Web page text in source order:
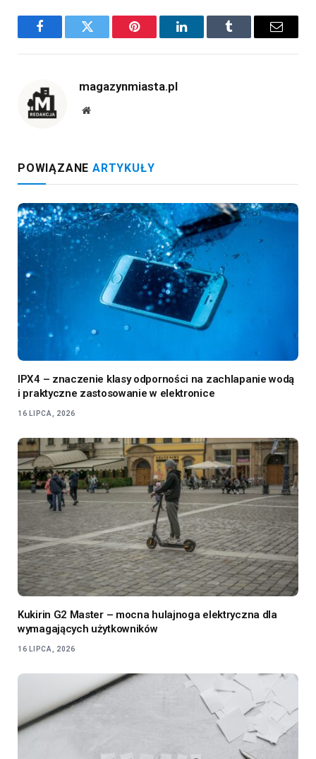
FacebookTwitter Pinterest LinkedInTumblr Email
magazynmiasta.pl
Website
POWIĄZANE ARTYKUŁY
IPX4 – znaczenie klasy odporności na zachlapanie wodą
i praktyczne zastosowanie w elektronice
16 LIPCA, 2026
Kukirin G2 Master – mocna hulajnoga elektryczna dla
wymagających użytkowników
16 LIPCA, 2026